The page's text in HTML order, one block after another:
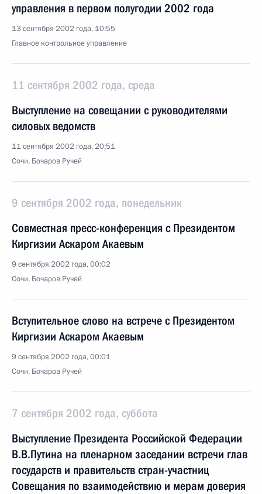
управления в первом полугодии 2002 года
13 сентября 2002 года, 10:55
Главное контрольное управление
11 сентября 2002 года, среда
Выступление на совещании с руководителями
силовых ведомств
11 сентября 2002 года, 20:51
Сочи, Бочаров Ручей
9 сентября 2002 года, понедельник
Совместная пресс-конференция с Президентом
Киргизии Аскаром Акаевым
9 сентября 2002 года, 00:02
Сочи, Бочаров Ручей
Вступительное слово на встрече с Президентом
Киргизии Аскаром Акаевым
9 сентября 2002 года, 00:01
Сочи, Бочаров Ручей
7 сентября 2002 года, суббота
Выступление Президента Российской Федерации
В.В.Путина на пленарном заседании встречи глав
государств и правительств стран-участниц
Совещания по взаимодействию и мерам доверия